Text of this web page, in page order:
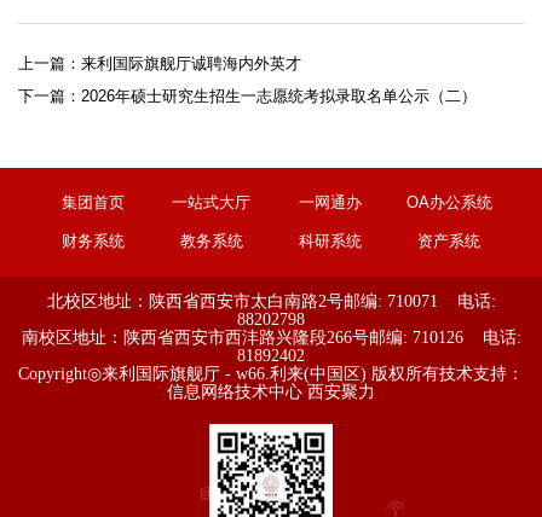
上一篇： 来利国际旗舰厅诚聘海内外英才
下一篇： 2026年硕士研究生招生一志愿统考拟录取名单公示（二）
集团首页 一站式大厅 一网通办 OA办公系统
财务系统 教务系统 科研系统 资产系统
北校区地址：陕西省西安市太白南路2号邮编: 710071 电话:
88202798
南校区地址：陕西省西安市西沣路兴隆段266号邮编: 710126 电话:
81892402
Copyright◎来利国际旗舰厅 - w66.利来(中国区) 版权所有技术支持：
信息网络技术中心 西安聚力